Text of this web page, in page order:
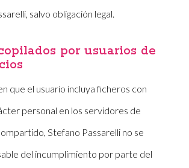
salvo obligación legal.
por usuarios de
que el usuario incluya ficheros con
personal en los servidores de
Stefano Passarelli no se
del incumplimiento por parte del